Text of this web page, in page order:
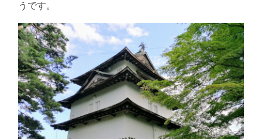
うです。